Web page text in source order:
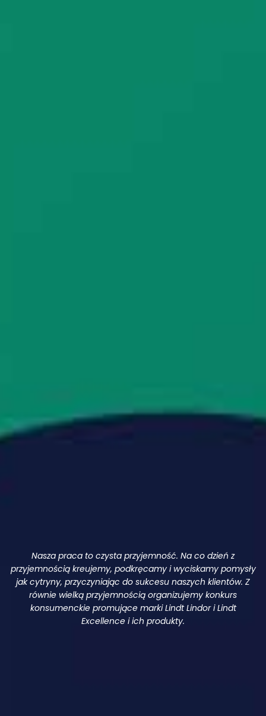
Nasza praca to czysta przyjemność. Na co dzień z
przyjemnością kreujemy, podkręcamy i wyciskamy pomysły
jak cytryny, przyczyniając do sukcesu naszych klientów. Z
równie wielką przyjemnością organizujemy konkurs
konsumenckie promujące marki Lindt Lindor i Lindt
Excellence i ich produkty.